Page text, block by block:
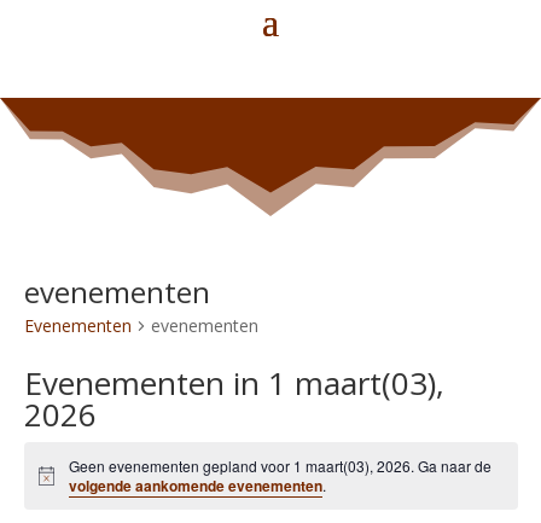
evenementen
Evenementen evenementen
Evenementen in 1 maart(03),
2026
Bericht
Geen evenementen gepland voor 1 maart(03), 2026. Ga naar de
volgende aankomende evenementen.